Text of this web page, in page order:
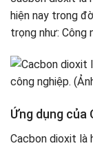
hiện nay trong
trọng như: Công
Ứng dụng của
Cacbon dioxit là